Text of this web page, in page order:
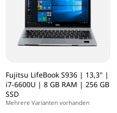
Fujitsu LifeBook S936 | 13,3" |
i7-6600U | 8 GB RAM | 256 GB
SSD
Mehrere Varianten vorhanden